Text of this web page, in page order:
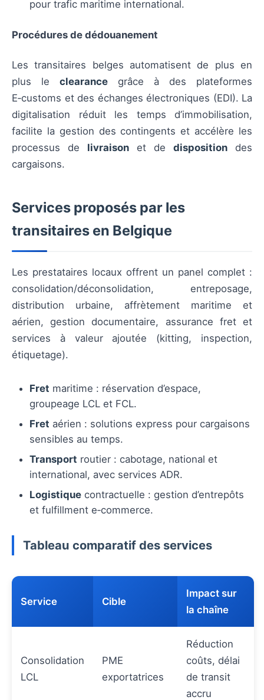
pour trafic maritime international.
Procédures de dédouanement
Les transitaires belges automatisent de plus en
plus le clearance grâce à des plateformes
E‑customs et des échanges électroniques (EDI). La
digitalisation réduit les temps d’immobilisation,
facilite la gestion des contingents et accélère les
processus de livraison et de disposition des
cargaisons.
Services proposés par les
transitaires en Belgique
Les prestataires locaux offrent un panel complet :
consolidation/déconsolidation, entreposage,
distribution urbaine, affrètement maritime et
aérien, gestion documentaire, assurance fret et
services à valeur ajoutée (kitting, inspection,
étiquetage).
Fret maritime : réservation d’espace,
groupeage LCL et FCL.
Fret aérien : solutions express pour cargaisons
sensibles au temps.
Transport routier : cabotage, national et
international, avec services ADR.
Logistique contractuelle : gestion d’entrepôts
et fulfillment e‑commerce.
Tableau comparatif des services
Service Cible
Impact sur
la chaîne
Consolidation
LCL
PME
exportatrices
Réduction
coûts, délai
de transit
accru